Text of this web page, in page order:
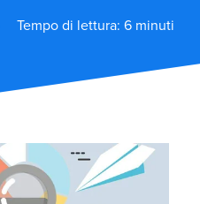
Tempo di lettura: 6 minuti